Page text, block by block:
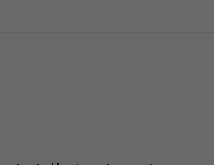
d'activitats que ofereix en